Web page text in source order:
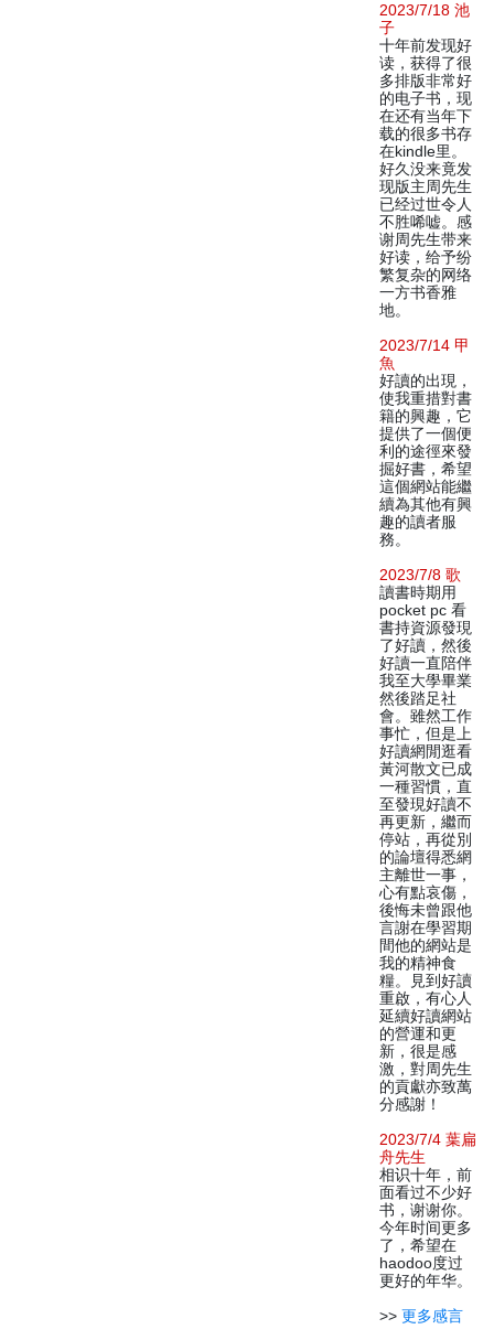
2023/7/18 池
子
十年前发现好
读，获得了很
多排版非常好
的电子书，现
在还有当年下
载的很多书存
在kindle里。
好久没来竟发
现版主周先生
已经过世令人
不胜唏嘘。感
谢周先生带来
好读，给予纷
繁复杂的网络
一方书香雅
地。
2023/7/14 甲
魚
好讀的出現，
使我重措對書
籍的興趣，它
提供了一個便
利的途徑來發
掘好書，希望
這個網站能繼
續為其他有興
趣的讀者服
務。
2023/7/8 歌
讀書時期用
pocket pc 看
書持資源發現
了好讀，然後
好讀一直陪伴
我至大學畢業
然後踏足社
會。雖然工作
事忙，但是上
好讀網閒逛看
黃河散文已成
一種習慣，直
至發現好讀不
再更新，繼而
停站，再從別
的論壇得悉網
主離世一事，
心有點哀傷，
後悔未曾跟他
言謝在學習期
間他的網站是
我的精神食
糧。見到好讀
重啟，有心人
延續好讀網站
的營運和更
新，很是感
激，對周先生
的貢獻亦致萬
分感謝！
2023/7/4 葉扁
舟先生
相识十年，前
面看过不少好
书，谢谢你。
今年时间更多
了，希望在
haodoo度过
更好的年华。
>> 更多感言